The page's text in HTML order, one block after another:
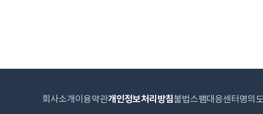
회사소개 이용약관개인정보처리방침불법스팸대응센터 명의